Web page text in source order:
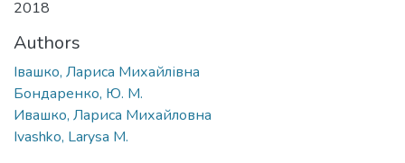
2018
Authors
Івашко, Лариса Михайлівна
Бондаренко, Ю. М.
Ивашко, Лариса Михайловна
Ivashko, Larysa M.